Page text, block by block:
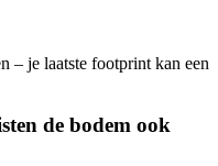
– je laatste footprint kan een
de bodem ook